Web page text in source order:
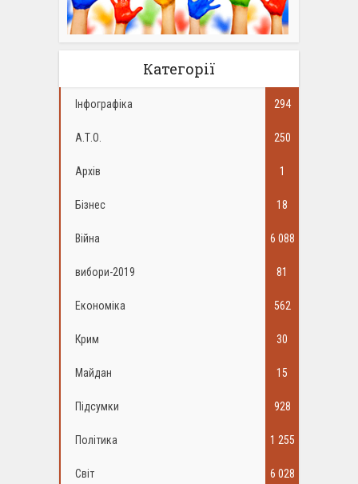
Категорії
Інфографіка 294
А.Т.О. 250
Архів 1
Бізнес 18
Війна 6 088
вибори-2019 81
Економіка 562
Крим 30
Майдан 15
Підсумки 928
Політика 1 255
Світ 6 028